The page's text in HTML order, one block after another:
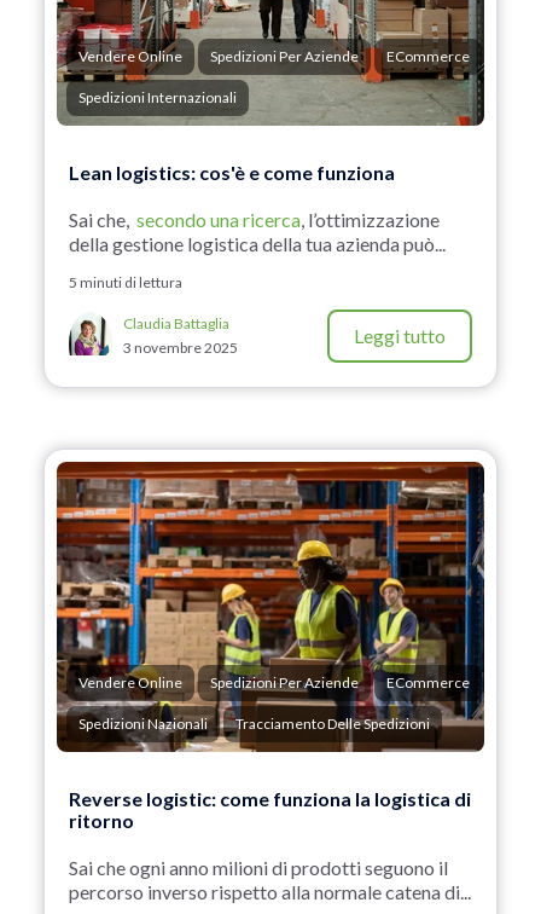
Vendere Online Spedizioni Per Aziende ECommerce
Spedizioni Internazionali
Lean logistics: cos'è e come funziona
Sai che, secondo una ricerca, l’ottimizzazione
della gestione logistica della tua azienda può...
5 minuti di lettura
Claudia Battaglia
3 novembre 2025
Leggi tutto
Vendere Online Spedizioni Per Aziende ECommerce
Spedizioni Nazionali Tracciamento Delle Spedizioni
Reverse logistic: come funziona la logistica di
ritorno
Sai che ogni anno milioni di prodotti seguono il
percorso inverso rispetto alla normale catena di...